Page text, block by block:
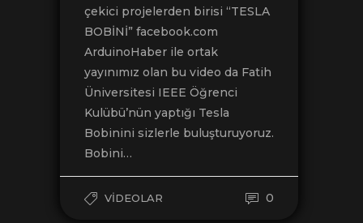
çekici projelerden birisi “TESLA
BOBİNİ” facebook.com
ArduinoHaber ile ortak
yayınımız olan bu video da Fatih
Üniversitesi IEEE Öğrenci
Kulübü’nün yaptığı Tesla
Bobinini sizlerle buluşturuyoruz.
Bobini…
VIDEOLAR 0